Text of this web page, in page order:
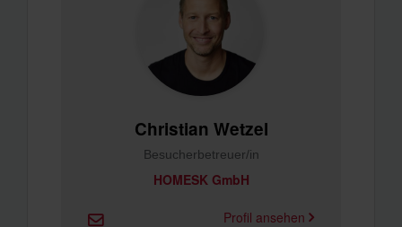
Christian Wetzel
Besucherbetreuer/in
HOMESK GmbH
Profil ansehen